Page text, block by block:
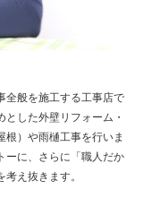
全般を施工する工事店で
した外壁リフォーム・
）や雨樋工事を行いま
ーに、さらに「職人だか
え抜きます。